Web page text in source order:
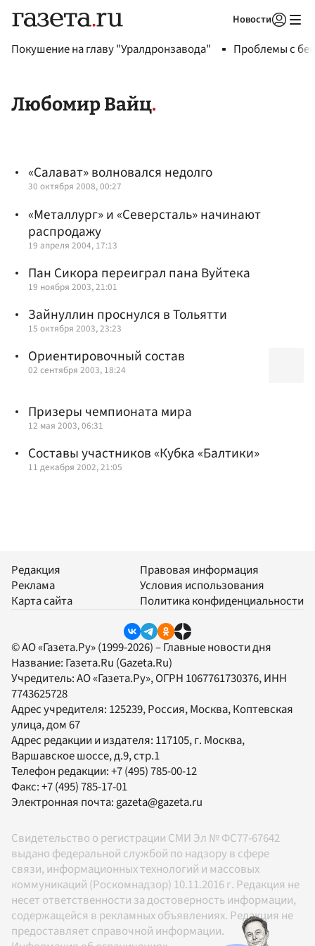
Новости
Покушение на главу "Уралдронзавода" Проблемы с
Любомир Вайц
«Салават» волновался недолго
30 октября 2008, 00:27
«Металлург» и «Северсталь» начинают
распродажу
19 апреля 2004, 17:13
Пан Сикора переиграл пана Вуйтека
19 ноября 2003, 21:01
Зайнуллин проснулся в Тольятти
15 октября 2003, 23:23
Ориентировочный состав
02 сентября 2003, 18:24
Призеры чемпионата мира
12 мая 2003, 06:31
Составы участников «Кубка «Балтики»
11 декабря 2002, 21:05
Редакция
Реклама
Карта сайта
Правовая информация
Условия использования
Политика конфиденциальности
© АО «Газета.Ру» (1999-2026) – Главные новости дня
Название: Газета.Ru (Gazeta.Ru)
Учредитель:АО «Газета.Ру», ОГРН 1067761730376, ИНН
7743625728
Адрес учредителя: 125239, Россия, Москва, Коптевская
улица, дом 67
Адрес редакции и издателя: 117105, г. Москва,
Варшавское шоссе, д.9, стр.1
Телефон редакции:+7 (495) 785-00-12
Факс:+7 (495) 785-17-01
Электронная почта:gazeta@gazeta.ru
Свидетельство о регистрации СМИ Эл № ФС77-67642
выдано федеральной службой по надзору в сфере
связи, информационных технологий и массовых
коммуникаций (Роскомнадзор) 10.11.2016 г. Редакция не
несет ответственности за достоверность информации,
содержащейся в рекламных объявлениях. Редакция не
предоставляет справочной информации.